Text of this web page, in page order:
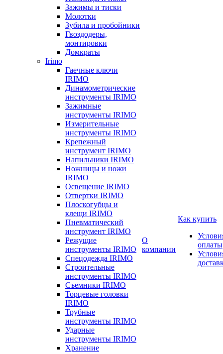
Зажимы и тиски
Молотки
Зубила и пробойники
Гвоздодеры,
монтировки
Домкраты
Irimo
Гаечные ключи
IRIMO
Динамометрические
инструменты IRIMO
Зажимные
инструменты IRIMO
Измерительные
инструменты IRIMO
Крепежный
инструмент IRIMO
Напильники IRIMO
Ножницы и ножи
IRIMO
Освещение IRIMO
Отвертки IRIMO
Плоскогубцы и
клещи IRIMO
Пневматический
инструмент IRIMO
Режущие
инструменты IRIMO
Спецодежда IRIMO
Строительные
инструменты IRIMO
Съемники IRIMO
Торцевые головки
IRIMO
Трубные
инструменты IRIMO
Ударные
инструменты IRIMO
Хранение
О
компании
Как купить
оплаты